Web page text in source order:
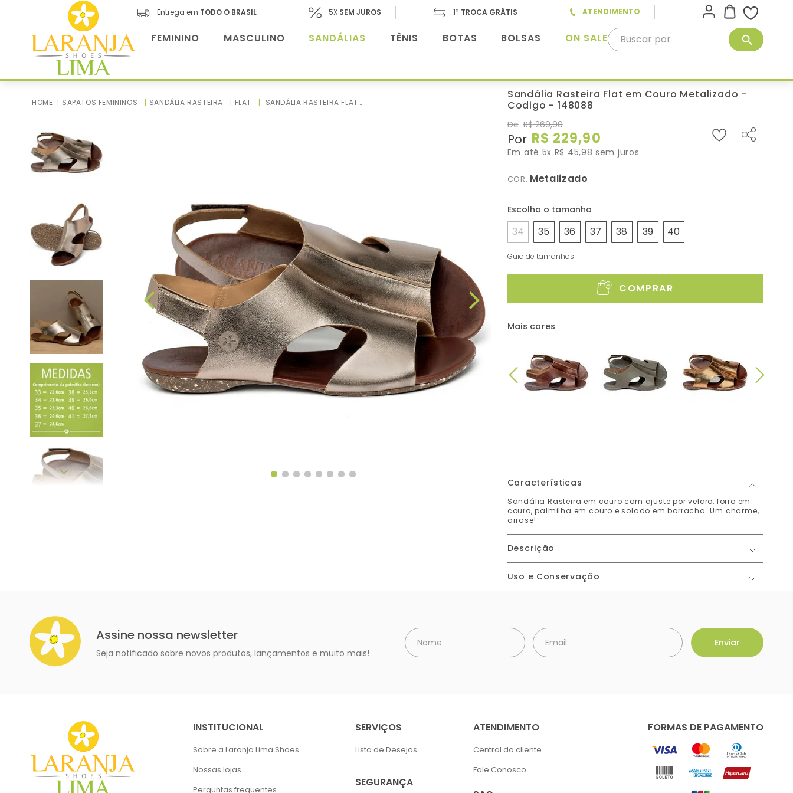
Entrega em TODO O BRASIL 5X SEM JUROS 1ª TROCA GRÁTIS ATENDIMENTO
FEMININO MASCULINO SANDÁLIAS TÊNIS BOTAS BOLSAS ON SALEBuscar por
SAPATOS FEMININOS SANDÁLIA RASTEIRA FLAT SANDÁLIA RASTEIRA FLAT EM COURO METALIZADO - CODIGO - 148088
Sandália Rasteira Flat em Couro Metalizado -
Codigo - 148088
De R$ 269,90
Por R$ 229,90
Em até 5x R$ 45,98 sem juros
COR: Metalizado
34 35 36 37 38 39 40
Guia de tamanhos
COMPRAR
Mais cores
Características
Sandália Rasteira em couro com ajuste por velcro, forro em
couro, palmilha em couro e solado em borracha. Um charme,
arrase!
Descrição
Uso e Conservação
Assine nossa newsletter
Seja notificado sobre novos produtos, lançamentos e muito mais!
INSTITUCIONAL
Sobre a Laranja Lima Shoes
Nossas lojas
Perguntas frequentes
SERVIÇOS
Lista de Desejos
SEGURANÇA
ATENDIMENTO
Central do cliente
Fale Conosco
FORMAS DE PAGAMENTO